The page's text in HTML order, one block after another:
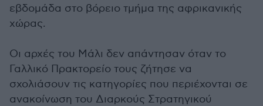
εβδομάδα στο βόρειο τμήμα της αφρικανικής
χώρας.
Οι αρχές του Μάλι δεν απάντησαν όταν το
Γαλλικό Πρακτορείο τους ζήτησε να
σχολιάσουν τις κατηγορίες που περιέχονται σε
ανακοίνωση του Διαρκούς Στρατηγικού